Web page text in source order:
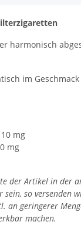
harmonisch
im Geschmack
mg
mg
der Artikel in der
so versenden
an geringerer
machen.